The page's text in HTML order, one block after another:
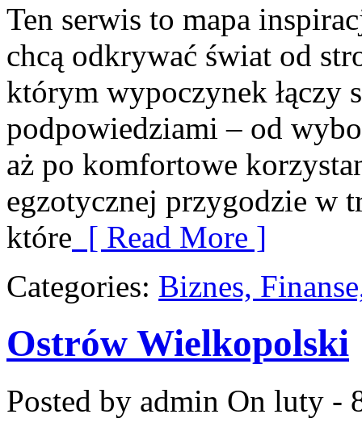
Ten serwis to mapa
chcą odkrywać świat od
którym wypoczynek łączy
podpowiedziami – od
aż po komfortowe
egzotycznej przygodzie w
które [ Read More ]
Categories: Biznes,
Ostrów Wielkopolski
Posted by admin On luty -